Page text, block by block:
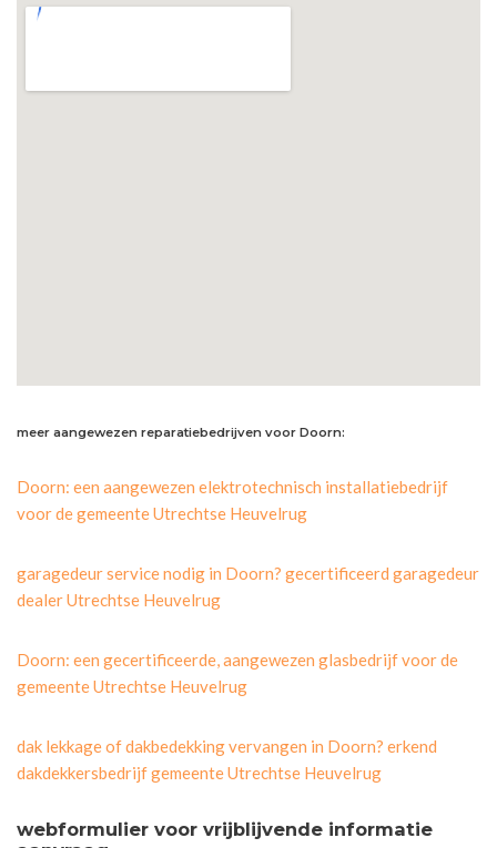
meer aangewezen reparatiebedrijven voor Doorn:
Doorn: een aangewezen elektrotechnisch installatiebedrijf
voor de gemeente Utrechtse Heuvelrug
garagedeur service nodig in Doorn? gecertificeerd garagedeur
dealer Utrechtse Heuvelrug
Doorn: een gecertificeerde, aangewezen glasbedrijf voor de
gemeente Utrechtse Heuvelrug
dak lekkage of dakbedekking vervangen in Doorn? erkend
dakdekkersbedrijf gemeente Utrechtse Heuvelrug
webformulier voor vrijblijvende informatie